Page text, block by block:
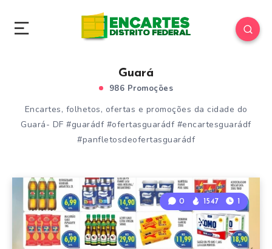
Guará
986 Promoções
Encartes, folhetos, ofertas e promoções da cidade do
Guará- DF #guarádf #ofertasguarádf #encartesguarádf
#panfletosdeofertasguarádf
0 1547 1